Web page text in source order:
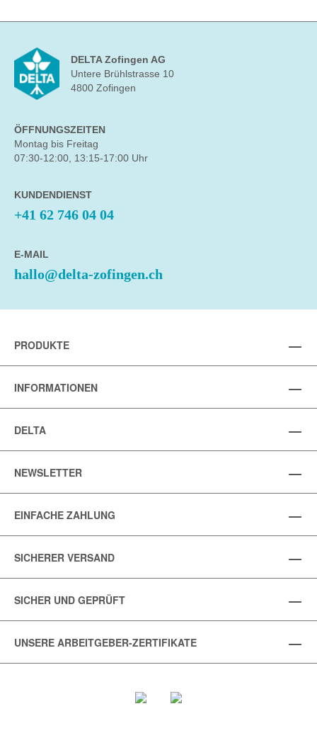
DELTA Zofingen AG
Untere Brühlstrasse 10
4800 Zofingen
ÖFFNUNGSZEITEN
Montag bis Freitag
07:30-12:00, 13:15-17:00 Uhr
KUNDENDIENST
+41 62 746 04 04
E-MAIL
hallo@delta-zofingen.ch
PRODUKTE
INFORMATIONEN
DELTA
NEWSLETTER
EINFACHE ZAHLUNG
SICHERER VERSAND
SICHER UND GEPRÜFT
UNSERE ARBEITGEBER-ZERTIFIKATE